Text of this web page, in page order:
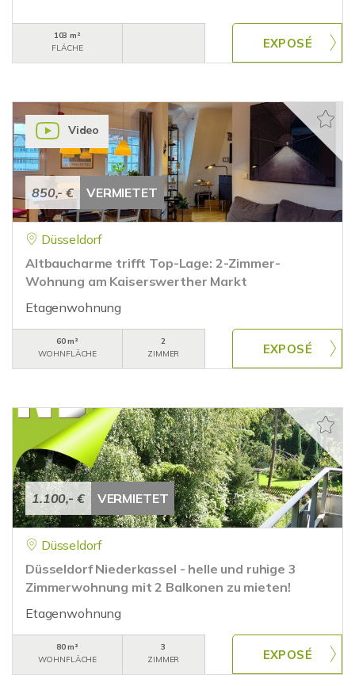
103 m²
FLÄCHE
850,- € VERMIETET
Video
Düsseldorf
Altbaucharme trifft Top-Lage: 2-Zimmer-
Wohnung am Kaiserswerther Markt
Etagenwohnung
60 m²
WOHNFLÄCHE
2
ZIMMER
1.100,- € VERMIETET
Düsseldorf
Düsseldorf Niederkassel - helle und ruhige 3
Zimmerwohnung mit 2 Balkonen zu mieten!
Etagenwohnung
80 m²
WOHNFLÄCHE
3
ZIMMER